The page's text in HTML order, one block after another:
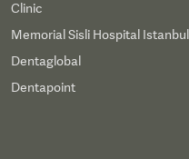
Clinic
Memorial Sisli Hospital Istanbul
Dentaglobal
Dentapoint